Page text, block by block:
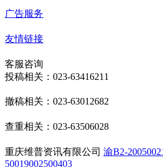
广告服务
友情链接
客服咨询
投稿相关：023-63416211
撤稿相关：023-63012682
查重相关：023-63506028
重庆维普资讯有限公司 渝B2-
50019002500403